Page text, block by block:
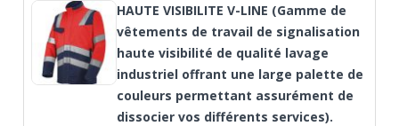
HAUTE VISIBILITE V-LINE (Gamme de
vêtements de travail de signalisation
haute visibilité de qualité lavage
industriel offrant une large palette de
couleurs permettant assurément de
dissocier vos différents services).